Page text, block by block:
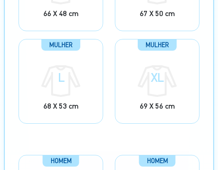
66 X 48 cm 67 X 50 cm
MULHER
L
68 X 53 cm
MULHER
XL
69 X 56 cm
HOMEM HOMEM